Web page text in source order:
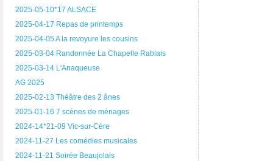
2025-05-10*17 ALSACE
2025-04-17 Repas de printemps
2025-04-05 A la revoyure les cousins
2025-03-04 Randonnée La Chapelle Rablais
2025-03-14 L'Anaqueuse
AG 2025
2025-02-13 Théâtre des 2 ânes
2025-01-16 7 scènes de ménages
2024-14*21-09 Vic-sur-Cère
2024-11-27 Les comédies musicales
2024-11-21 Soirée Beaujolais